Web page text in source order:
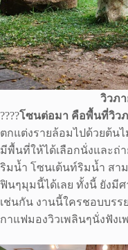
วิวภ
????โซนต่อมา คือพื้นที่วิว
ตกแต่งรายล้อมไปด้วยต้น
มีพื้นที่ให้ได้เลือกนั่งและถ่
ริมน้ำ โซนเต้นท์ริมน้ำ สา
ฟินๆมุมนี้ได้เลย ทั้งนี้ ยังมีศ
เช่นกัน งานนี้ใครชอบบร
กาแฟมองวิวเพลินๆนั่งฟัง